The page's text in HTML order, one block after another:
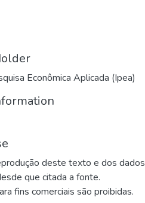
Econômica Aplicada (Ipea)
deste texto e dos dados
que citada a fonte.
fins comerciais são proibidas.